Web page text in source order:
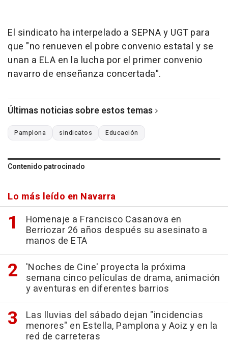
El sindicato ha interpelado a SEPNA y UGT para
que "no renueven el pobre convenio estatal y se
unan a ELA en la lucha por el primer convenio
navarro de enseñanza concertada".
Últimas noticias sobre estos temas
Pamplona sindicatos Educación
Contenido patrocinado
Lo más leído en Navarra
Homenaje a Francisco Casanova en
Berriozar 26 años después su asesinato a
manos de ETA
'Noches de Cine' proyecta la próxima
semana cinco películas de drama, animación
y aventuras en diferentes barrios
Las lluvias del sábado dejan "incidencias
menores" en Estella, Pamplona y Aoiz y en la
red de carreteras